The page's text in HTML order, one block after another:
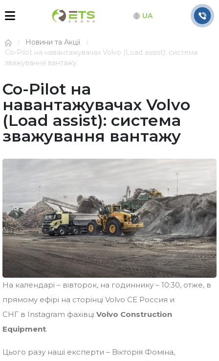
UA
Новини та Акції
Co-Pilot на навантажувачах Volvo (Load assist): система
зважування вантажу
Co-Pilot на
навантажувачах Volvo
(Load assist): система
зважування вантажу
На календарі – вівторок, на годиннику – 10:30, отже, в
прямому ефірі на сторінці Volvo CE Россия и
СНГ в Instagram фахівці Volvo Construction
Equipment.
Цього разу наші експерти – Вікторія Фоміна,